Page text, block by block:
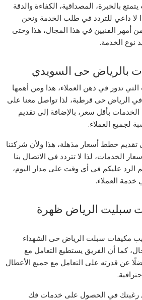
بالخبرة، المصداقية، الكفاءة والدقة
لا داعي للتردد في طلب الخدمة ونحن
الفنيين في هذا المجال، هذا وحتى
نوع الخدمة.
بالرياض حى السويدي
تدور في ذهن العملاء، هذا ومن أهمها
الرياض حى قرطبة، لذا تواصل معنا على
بأقل سعر، بالإضافة إلى تقديم
لجميع العملاء.
خطط أسعار مذهلة، هذا ولأن شركتنا
الخدمات، لذا لا تتردد في الاتصال بنا
الرد عليكم في أي وقت على مدار اليوم،
العملاء.
سبليت الرياض ظهرة
مكيفات سبلت الرياض حى الشهداء
كما أن الفريق يستطيع التعامل مع
عن قدرته على التعامل مع جميع الأعطال
رغبتك في الحصول على خدمات فك